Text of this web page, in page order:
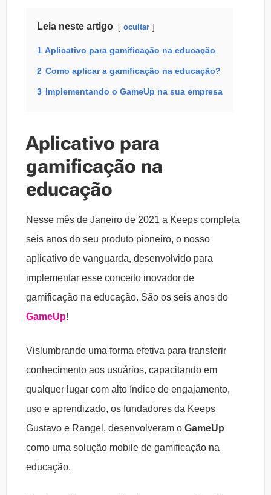
Leia neste artigo ocultar
1 Aplicativo para gamificação na educação
2 Como aplicar a gamificação na educação?
3 Implementando o GameUp na sua empresa
Aplicativo para
gamificação na
educação
Nesse mês de Janeiro de 2021 a Keeps completa
seis anos do seu produto pioneiro, o nosso
aplicativo de vanguarda, desenvolvido para
implementar esse conceito inovador de
gamificação na educação. São os seis anos do
GameUp!
Vislumbrando uma forma efetiva para transferir
conhecimento aos usuários, capacitando em
qualquer lugar com alto índice de engajamento,
uso e aprendizado, os fundadores da Keeps
Gustavo e Rangel, desenvolveram o GameUp
como uma solução mobile de gamificação na
educação.